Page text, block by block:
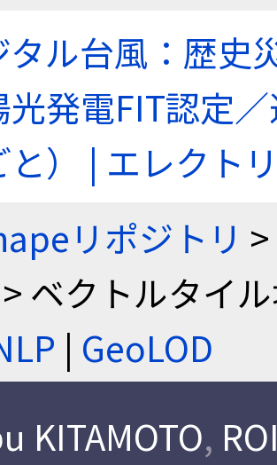
タル台風：歴史
光発電FIT認定
と） | エレクト
リポジトリ >
> ベクトルタイ
| GeoLOD
KITAMOTO,